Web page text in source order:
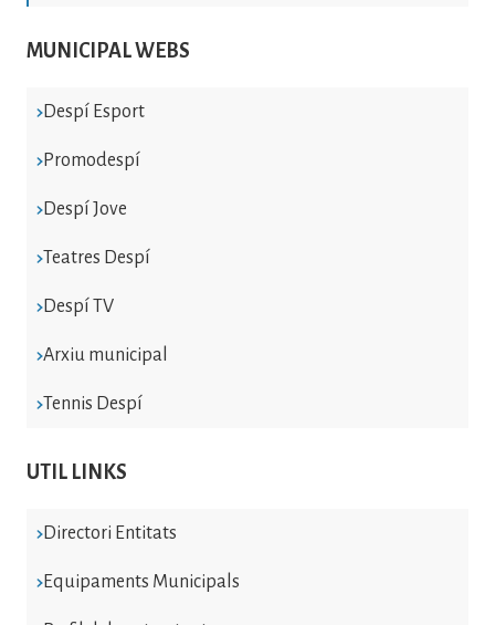
MUNICIPAL WEBS
Despí Esport
Promodespí
Despí Jove
Teatres Despí
Despí TV
Arxiu municipal
Tennis Despí
UTIL LINKS
Directori Entitats
Equipaments Municipals